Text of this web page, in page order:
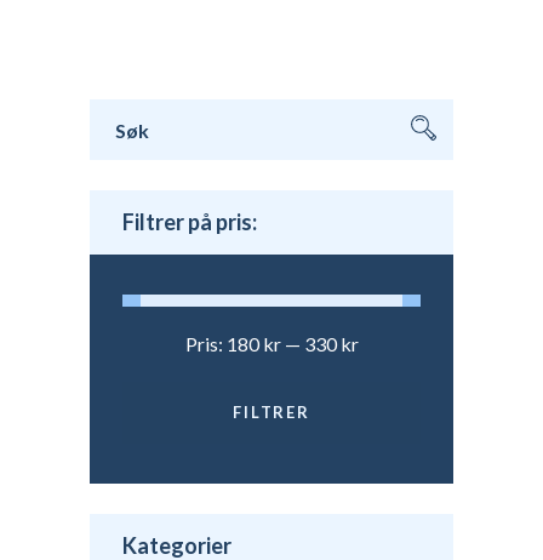
etter:
Filtrer på pris:
FILTRER
Pris: 180 kr— 330 kr
Kategorier